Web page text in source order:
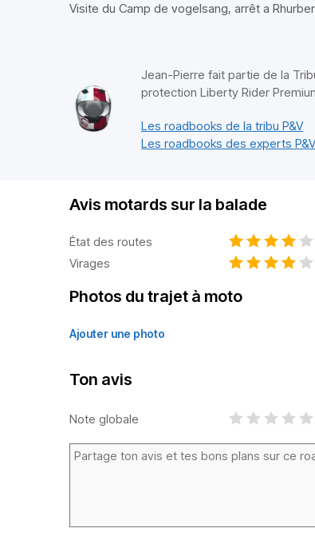
Visite du Camp de vogelsang, arrêt a
Jean-Pierre fait partie de la
protection Liberty Rider
Les roadbooks de la tribu P&V
Les roadbooks des experts P&V
Avis motards sur la balade
État des routes
Virages
Photos du trajet à moto
Ajouter une photo
Ton avis
Note globale